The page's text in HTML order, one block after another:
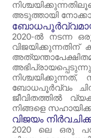
അടുത്തായി
2020-ൽ നടന്ന
നിശ്ചയിക്കുന്നത്,
ബോധപൂർവ്വം
ജീവിതത്തിൽ
നിങ്ങളെ
വിജയം
2020 ലെ ഒരു